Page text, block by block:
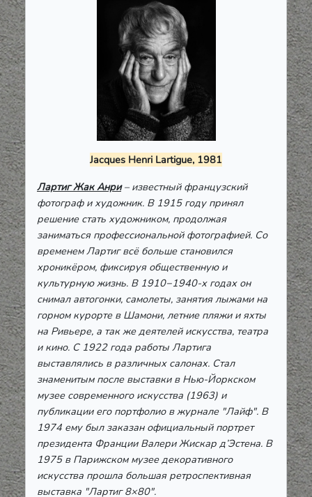
Jacques Henri Lartigue, 1981
Лартиг Жак Анри– известный французский
фотограф и художник. В 1915 году принял
решение стать художником, продолжая
заниматься профессиональной фотографией. Со
временем Лартиг всё больше становился
хроникёром, фиксируя общественную и
культурную жизнь. В 1910−1940-х годах он
снимал автогонки, самолеты, занятия лыжами на
горном курорте в Шамони, летние пляжи и яхты
на Ривьере, а так же деятелей искусства, театра
и кино. С 1922 года работы Лартига
выставлялись в различных салонах. Стал
знаменитым после выставки в Нью-Йоркском
музее современного искусства (1963) и
публикации его портфолио в журнале "Лайф". В
1974 ему был заказан официальный портрет
президента Франции Валери Жискар д’Эстена. В
1975 в Парижском музее декоративного
искусства прошла большая ретроспективная
выставка "Лартиг 8×80".